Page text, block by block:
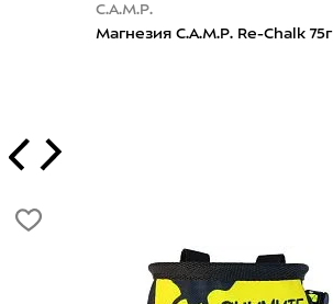
C.A.M.P.
Магнезия C.A.M.P. Re-Chalk 75г